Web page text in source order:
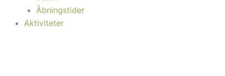
Åbningstider
Aktiviteter